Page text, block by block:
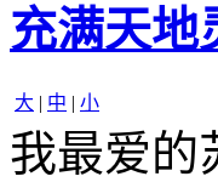
充满天地
大 | 中 | 小
我最爱的